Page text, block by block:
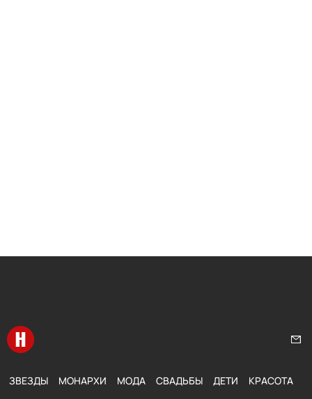
Перейти на главную
ЗВЕЗДЫ МОНАРХИ МОДА СВАДЬБЫ ДЕТИ КРАСОТА